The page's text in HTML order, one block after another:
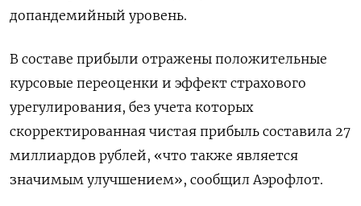
допандемийный уровень.
В составе прибыли отражены положительные
курсовые переоценки и эффект страхового
урегулирования, без учета которых
скорректированная чистая прибыль составила 27
миллиардов рублей, «что также является
значимым улучшением», сообщил Аэрофлот.